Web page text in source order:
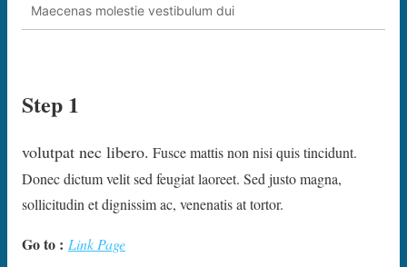
Maecenas molestie vestibulum dui
Step 1
volutpat nec libero. Fusce mattis non nisi quis tincidunt.
Donec dictum velit sed feugiat laoreet. Sed justo magna,
sollicitudin et dignissim ac, venenatis at tortor.
Go to : Link Page